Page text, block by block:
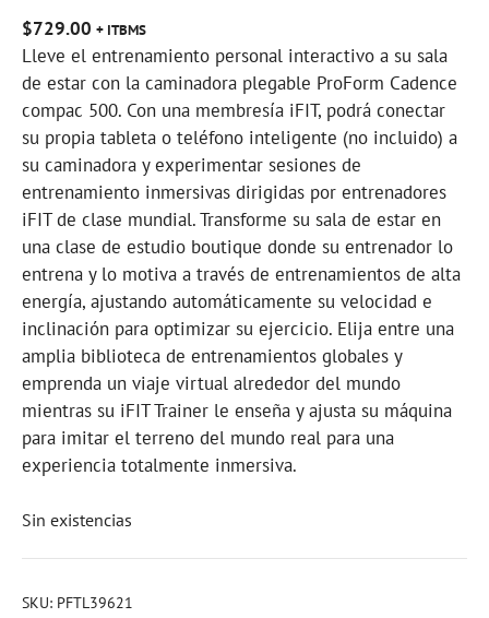
$729.00 + ITBMS
Lleve el entrenamiento personal interactivo a su sala
de estar con la caminadora plegable ProForm Cadence
compac 500. Con una membresía iFIT, podrá conectar
su propia tableta o teléfono inteligente (no incluido) a
su caminadora y experimentar sesiones de
entrenamiento inmersivas dirigidas por entrenadores
iFIT de clase mundial. Transforme su sala de estar en
una clase de estudio boutique donde su entrenador lo
entrena y lo motiva a través de entrenamientos de alta
energía, ajustando automáticamente su velocidad e
inclinación para optimizar su ejercicio. Elija entre una
amplia biblioteca de entrenamientos globales y
emprenda un viaje virtual alrededor del mundo
mientras su iFIT Trainer le enseña y ajusta su máquina
para imitar el terreno del mundo real para una
experiencia totalmente inmersiva.
Sin existencias
SKU: PFTL39621